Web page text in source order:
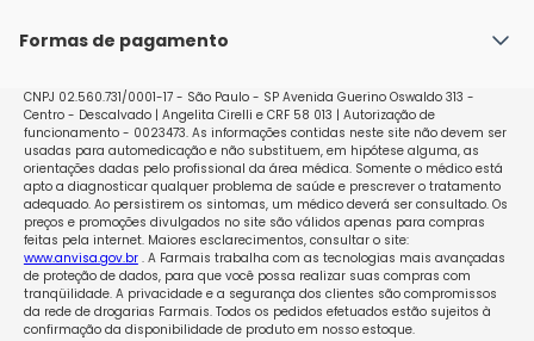
Políticas de Trocas e Devoluções
Formas de pagamento
CNPJ 02.560.731/0001-17 - São Paulo - SP Avenida Guerino Oswaldo 313 -
Centro - Descalvado | Angelita Cirelli e CRF 58 013 | Autorização de
funcionamento - 0023473. As informações contidas neste site não devem ser
usadas para automedicação e não substituem, em hipótese alguma, as
orientações dadas pelo profissional da área médica. Somente o médico está
apto a diagnosticar qualquer problema de saúde e prescrever o tratamento
adequado. Ao persistirem os sintomas, um médico deverá ser consultado. Os
preços e promoções divulgados no site são válidos apenas para compras
feitas pela internet. Maiores esclarecimentos, consultar o site:
www.anvisa.gov.br. A Farmais trabalha com as tecnologias mais avançadas
de proteção de dados, para que você possa realizar suas compras com
tranqüilidade. A privacidade e a segurança dos clientes são compromissos
da rede de drogarias Farmais. Todos os pedidos efetuados estão sujeitos à
confirmação da disponibilidade de produto em nosso estoque.